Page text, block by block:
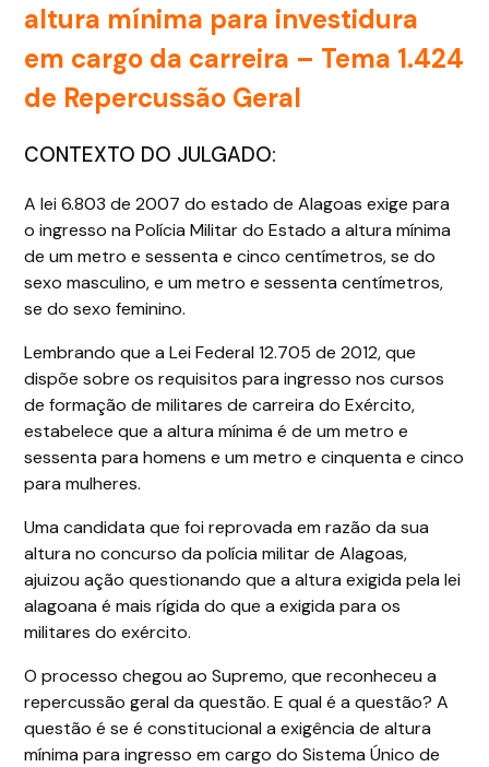
altura mínima para investidura
em cargo da carreira – Tema 1.424
de Repercussão Geral
CONTEXTO DO JULGADO:
A lei 6.803 de 2007 do estado de Alagoas exige para
o ingresso na Polícia Militar do Estado a altura mínima
de um metro e sessenta e cinco centímetros, se do
sexo masculino, e um metro e sessenta centímetros,
se do sexo feminino.
Lembrando que a Lei Federal 12.705 de 2012, que
dispõe sobre os requisitos para ingresso nos cursos
de formação de militares de carreira do Exército,
estabelece que a altura mínima é de um metro e
sessenta para homens e um metro e cinquenta e cinco
para mulheres.
Uma candidata que foi reprovada em razão da sua
altura no concurso da polícia militar de Alagoas,
ajuizou ação questionando que a altura exigida pela lei
alagoana é mais rígida do que a exigida para os
militares do exército.
O processo chegou ao Supremo, que reconheceu a
repercussão geral da questão. E qual é a questão? A
questão é se é constitucional a exigência de altura
mínima para ingresso em cargo do Sistema Único de